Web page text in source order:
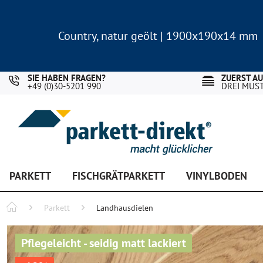
Country, natur geölt | 1900x190x14 mm
SIE HABEN FRAGEN?
+49 (0)30-5201 990
ZUERST
DREI
PARKETT FISCHGRÄTPARKETT VINYLBODEN
Parkett Landhausdielen
Pflegeleicht - seidig matt lackiert